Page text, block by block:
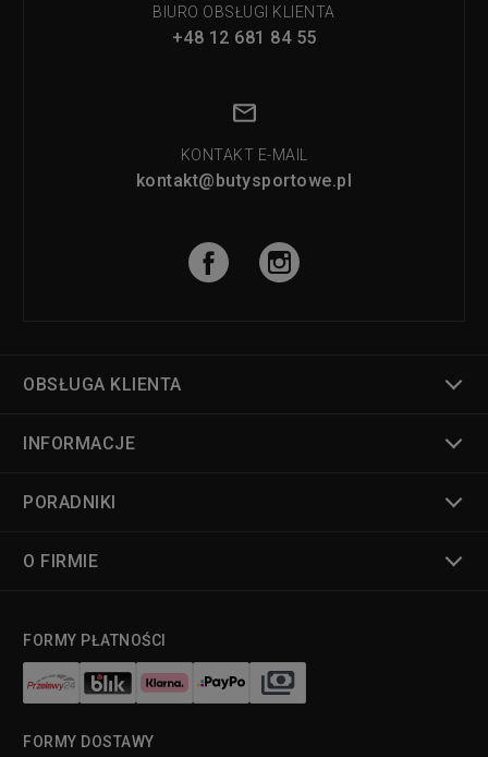
BIURO OBSŁUGI KLIENTA
+48 12 681 84 55
KONTAKT E-MAIL
kontakt@butysportowe.pl
OBSŁUGA KLIENTA
INFORMACJE
PORADNIKI
O FIRMIE
FORMY PŁATNOŚCI
FORMY DOSTAWY